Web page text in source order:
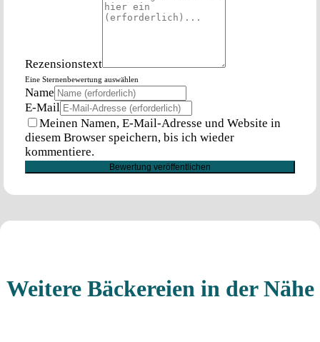
Rezensionstext
Eine Sternenbewertung auswählen
Name
E-Mail
Meinen Namen, E-Mail-Adresse und Website in
diesem Browser speichern, bis ich wieder
kommentiere.
Weitere Bäckereien in der Nähe